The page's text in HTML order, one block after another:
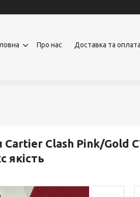
Про нас Доставка та оплата
Clash Pink/Gold
якість